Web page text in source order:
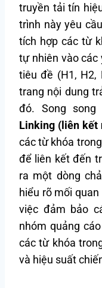
truyền tải tín
trình này yêu
tích hợp các từ
tự nhiên vào các
tiêu đề (H1, H2,
trang nội dung
đó. Song
Linking (liên kết
các từ khóa
để liên kết đến
ra một dòng
hiểu rõ mối
việc đảm bảo
nhóm quảng
các từ khóa
và hiệu suất